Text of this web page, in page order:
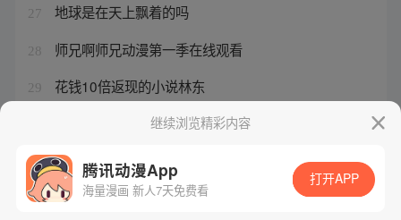
27 地球是在天上飘着的吗
28 师兄啊师兄动漫第一季在线观看
29 花钱10倍返现的小说林东
东华擎苍星甲魂将传最新章节
继续浏览精彩内容
腾讯动漫App
海量漫画 新人7天免费看
打开APP